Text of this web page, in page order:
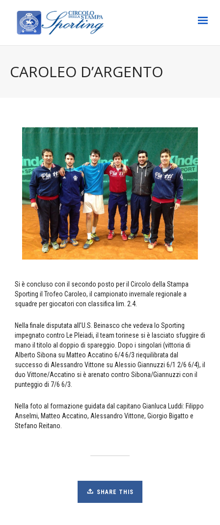
CAROLEO D’ARGENTO
Si è concluso con il secondo posto per il Circolo della Stampa
Sporting il Trofeo Caroleo, il campionato invernale regionale a
squadre per giocatori con classifica lim. 2.4.
Nella finale disputata all’U.S. Beinasco che vedeva lo Sporting
impegnato contro Le Pleiadi, il team torinese si è lasciato sfuggire di
mano il titolo al doppio di spareggio. Dopo i singolari (vittoria di
Alberto Sibona su Matteo Accatino 6/4 6/3 riequilibrata dal
successo di Alessandro Vittone su Alessio Giannuzzi 6/1 2/6 6/4), il
duo Vittone/Accatino si è arenato contro Sibona/Giannuzzi con il
punteggio di 7/6 6/3.
Nella foto al formazione guidata dal capitano Gianluca Luddi: Filippo
Anselmi, Matteo Accatino, Alessandro Vittone, Giorgio Bigatto e
Stefano Reitano.
SHARE THIS